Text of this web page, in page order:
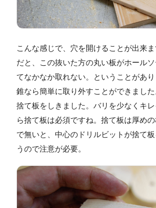
こんな感じで、穴を開けることが出来
だと、この抜いた方の丸い板がホール
てなかなか取れない。ということがあ
錐なら簡単に取り外すことができまし
捨て板をしきました。バリを少なくキ
ら捨て板は必須ですね。捨て板は厚めの
で無いと、中心のドリルビットが捨て
うので注意が必要。